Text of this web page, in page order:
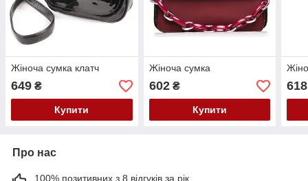
Жіноча сумка клатч
649 ₴
Купити
Жіноча сумка
602₴
Купити
618
Про нас
100% позитивних з 8 відгуків за рік